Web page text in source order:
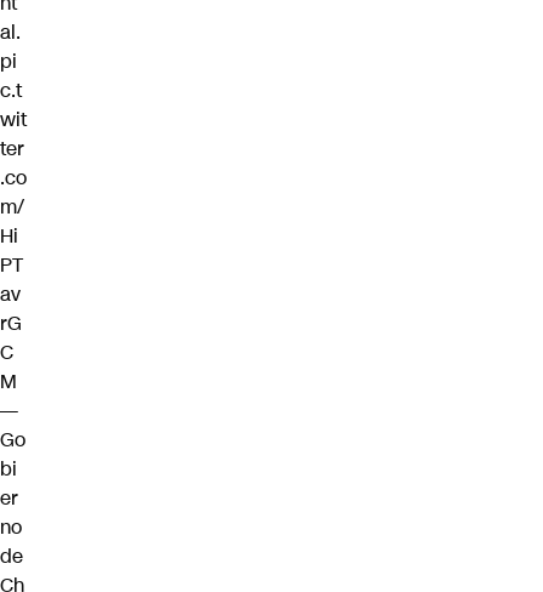
al.
pi
c.t
wit
ter
.co
m/
Hi
PT
av
rG
C
M
—
Go
bi
er
no
de
Ch